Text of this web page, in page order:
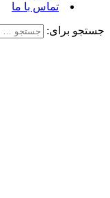
تماس با ما
جستجو برای: